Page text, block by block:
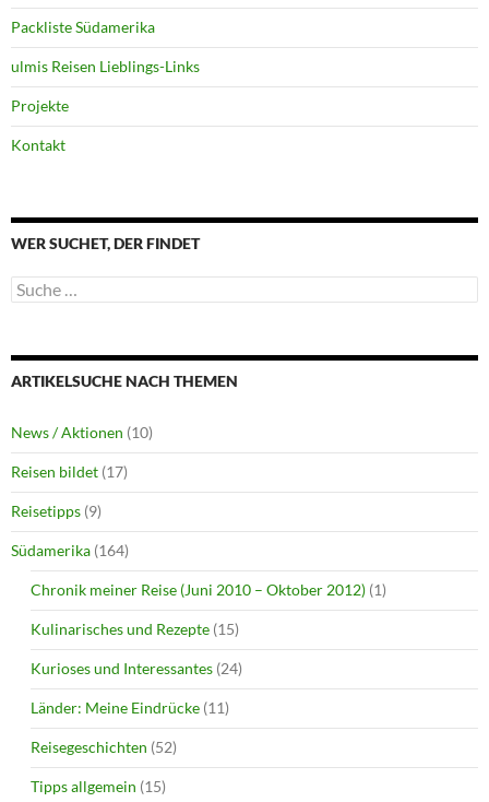
Packliste Südamerika
ulmis Reisen Lieblings-Links
Projekte
Kontakt
WER SUCHET, DER FINDET
Suche
nach:
ARTIKELSUCHE NACH THEMEN
News / Aktionen (10)
Reisen bildet (17)
Reisetipps (9)
Südamerika (164)
Chronik meiner Reise (Juni 2010 – Oktober 2012) (1)
Kulinarisches und Rezepte (15)
Kurioses und Interessantes (24)
Länder: Meine Eindrücke (11)
Reisegeschichten (52)
Tipps allgemein (15)